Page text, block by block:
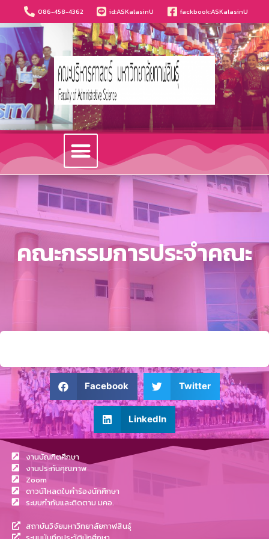
086-458-4362 id:ASKalasinU fackbook:ASKalasinU
คณะกรรมการประจำคณะ
Facebook Twitter
LinkedIn
งานบัณฑิตศึกษา
งานประกันคุณภาพ
Zoom
ดาวน์โหลดใบคำร้องนักศึกษา
ระบบกำกับและติดตาม มคอ.
สถาบันวิจัยมหาวิทยาลัยกาฬสินธุ์